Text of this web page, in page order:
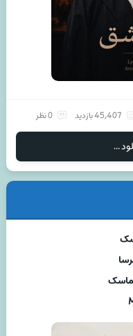
45,407 بازدید 0 نظر
...
ماسک